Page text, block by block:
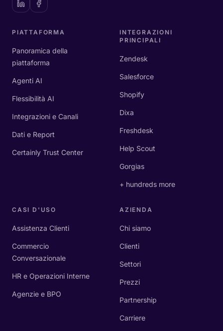
PIATTAFORMA
Panoramica della
piattaforma
Agenti AI
Flessibilità AI
Integrazioni e Canali
Dati e Report
Certainly Trust Center
INTEGRAZIONI
PRINCIPALI
Zendesk
Salesforce
Shopify
Dixa
Freshdesk
Help Scout
Gorgias
+ hundreds more
CASI D'USO
Assistenza Clienti
Commercio
Conversazionale
HR e Operazioni Interne
Agenzie e BPO
AZIENDA
Chi siamo
Clienti
Settori
Prezzi
Partnership
Carriere